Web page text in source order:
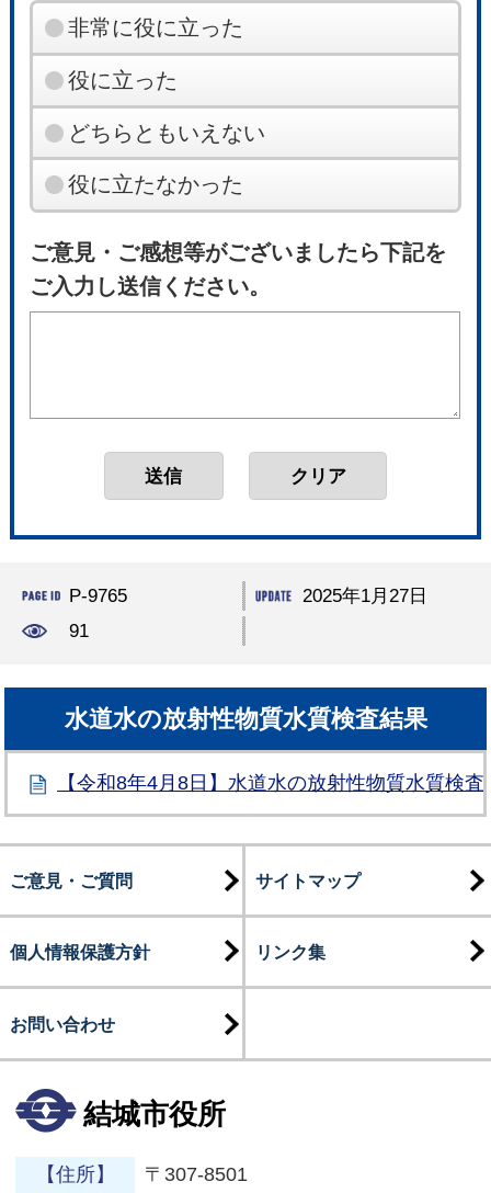
非常に役に立った
役に立った
どちらともいえない
役に立たなかった
ご意見・ご感想等がございましたら下記を
ご入力し送信ください。
P-9765
2025年1月27日
91
水道水の放射性物質水質検査結果
【令和8年4月8日】水道水の放射性物質水質検査
ご意見・ご質問 サイトマップ
個人情報保護方針 リンク集
お問い合わせ
結城市役所
【住所】 〒307-8501